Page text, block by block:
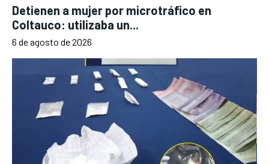
Detienen a mujer por microtráfico en
Coltauco: utilizaba un...
6 de agosto de 2026